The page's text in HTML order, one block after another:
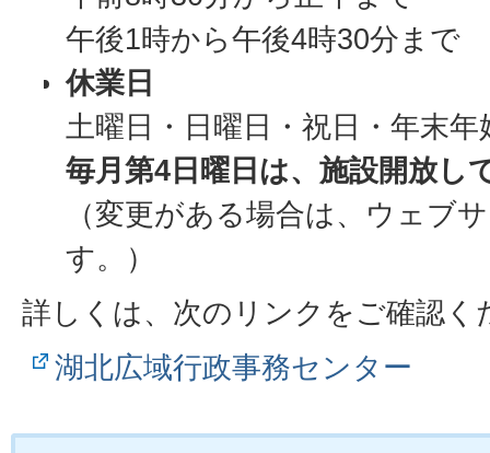
午後1時から午後4時30分まで
休業日
土曜日・日曜日・祝日・年末年
毎月第4日曜日は、施設開放し
（変更がある場合は、ウェブ
す。）
詳しくは、次のリンクをご確認く
湖北広域行政事務センター